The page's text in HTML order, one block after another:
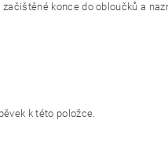
konce do obloučků a
k této položce.